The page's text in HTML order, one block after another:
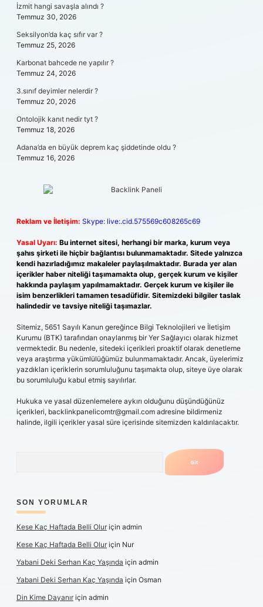
İzmit hangi savaşla alındı ?
Temmuz 30, 2026
Seksilyon’da kaç sıfır var ?
Temmuz 25, 2026
Karbonat bahcede ne yapılır ?
Temmuz 24, 2026
3.sınıf deyimler nelerdir ?
Temmuz 20, 2026
Ontolojik kanıt nedir tyt ?
Temmuz 18, 2026
Adana’da en büyük deprem kaç şiddetinde oldu ?
Temmuz 16, 2026
Reklam ve İletişim: Skype: live:.cid.575569c608265c69
Yasal Uyarı: Bu internet sitesi, herhangi bir marka, kurum veya
şahıs şirketi ile hiçbir bağlantısı bulunmamaktadır. Sitede yalnızca
kendi hazırladığımız makaleler paylaşılmaktadır. Burada yer alan
içerikler haber niteliği taşımamakta olup, gerçek kurum ve kişiler
hakkında paylaşım yapılmamaktadır. Gerçek kurum ve kişiler ile
isim benzerlikleri tamamen tesadüfidir. Sitemizdeki bilgiler taslak
halindedir ve tavsiye niteliği taşımazlar.
Sitemiz, 5651 Sayılı Kanun gereğince Bilgi Teknolojileri ve İletişim
Kurumu (BTK) tarafından onaylanmış bir Yer Sağlayıcı olarak hizmet
vermektedir. Bu nedenle, sitedeki içerikleri proaktif olarak denetleme
veya araştırma yükümlülüğümüz bulunmamaktadır. Ancak, üyelerimiz
yazdıkları içeriklerin sorumluluğunu taşımakta olup, siteye üye olarak
bu sorumluluğu kabul etmiş sayılırlar.
Hukuka ve yasal düzenlemelere aykırı olduğunu düşündüğünüz
içerikleri, backlinkpanelicomtr@gmail.com adresine bildirmeniz
halinde, ilgili içerikler yasal süre içerisinde sitemizden kaldırılacaktır.
SON YORUMLAR
Kese Kaç Haftada Belli Oluriçin admin
Kese Kaç Haftada Belli Oluriçin Nur
Yabani Deki Serhan Kaç Yaşında için admin
Yabani Deki Serhan Kaç Yaşında için Osman
Din Kime Dayanıriçin admin